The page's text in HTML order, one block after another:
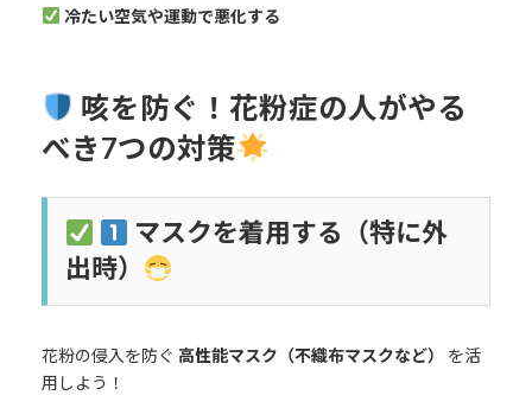
冷たい空気や運動で悪化する
咳を防ぐ！花粉症の人がやる
べき7つの対策
マスクを着用する（特に外
出時）
花粉の侵入を防ぐ 高性能マスク（不織布マスクなど）
を活
用しよう！